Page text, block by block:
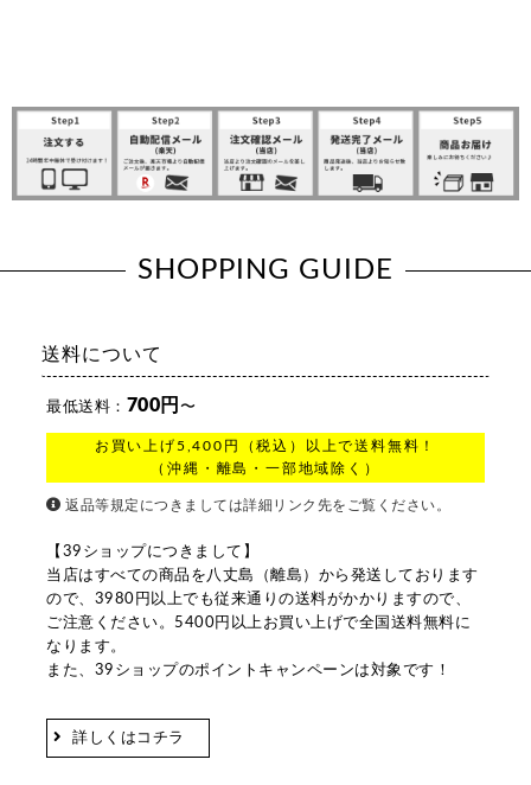
SHOPPING GUIDE
送料について
最低送料： 700円 〜
お買い上げ5,400円（税込）以上で送料無料！
（沖縄・離島・一部地域除く）
返品等規定につきましては詳細リンク先をご覧ください。
【39ショップにつきまして】
当店はすべての商品を八丈島（離島）から発送しております
ので、3980円以上でも従来通りの送料がかかりますので、
ご注意ください。5400円以上お買い上げで全国送料無料に
なります。
また、39ショップのポイントキャンペーンは対象です！
詳しくはコチラ